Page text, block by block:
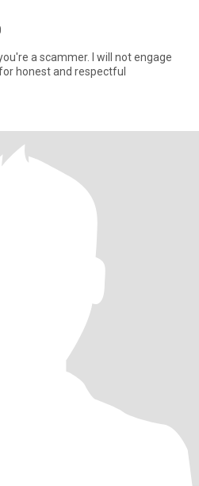
I will not engage
honest and respectful